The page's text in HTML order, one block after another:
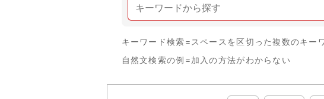
キーワード検索=スペースを区切った複数のキー
自然文検索の例=加入の方法がわからない